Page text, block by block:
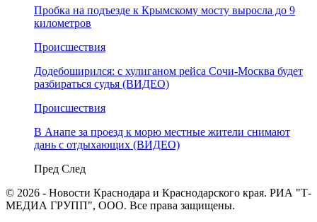
Пробка на подъезде к Крымскому мосту выросла до 9
километров
Происшествия
Додебоширился: с хулиганом рейса Сочи-Москва будет
разбираться судья (ВИДЕО)
Происшествия
В Анапе за проезд к морю местные жители снимают
дань с отдыхающих (ВИДЕО)
Пред След
© 2026 - Новости Краснодара и Краснодарского края. РИА "Т-
МЕДИА ГРУПП", ООО. Все права защищены.